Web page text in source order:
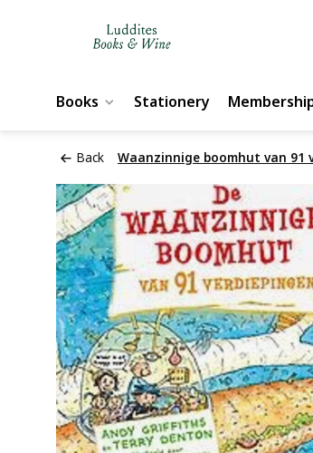
Books Stationery
Back Waanzinnige boomhut van 91